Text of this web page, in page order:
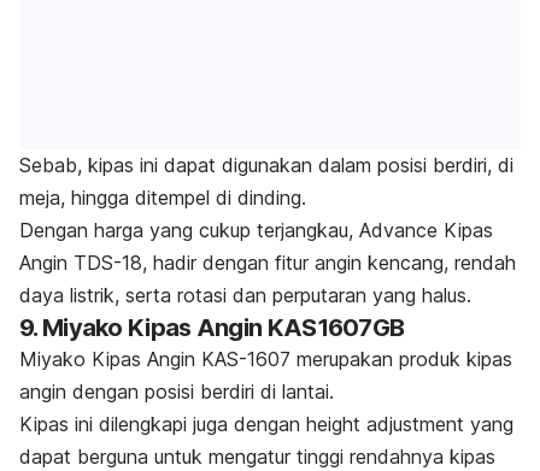
Sebab, kipas ini dapat digunakan dalam posisi berdiri, di
meja, hingga ditempel di dinding.
Dengan harga yang cukup terjangkau, Advance Kipas
Angin TDS-18, hadir dengan fitur angin kencang, rendah
daya listrik, serta rotasi dan perputaran yang halus.
9. Miyako Kipas Angin KAS1607GB
Miyako Kipas Angin KAS-1607 merupakan produk kipas
angin dengan posisi berdiri di lantai.
Kipas ini dilengkapi juga dengan height adjustment yang
dapat berguna untuk mengatur tinggi rendahnya kipas